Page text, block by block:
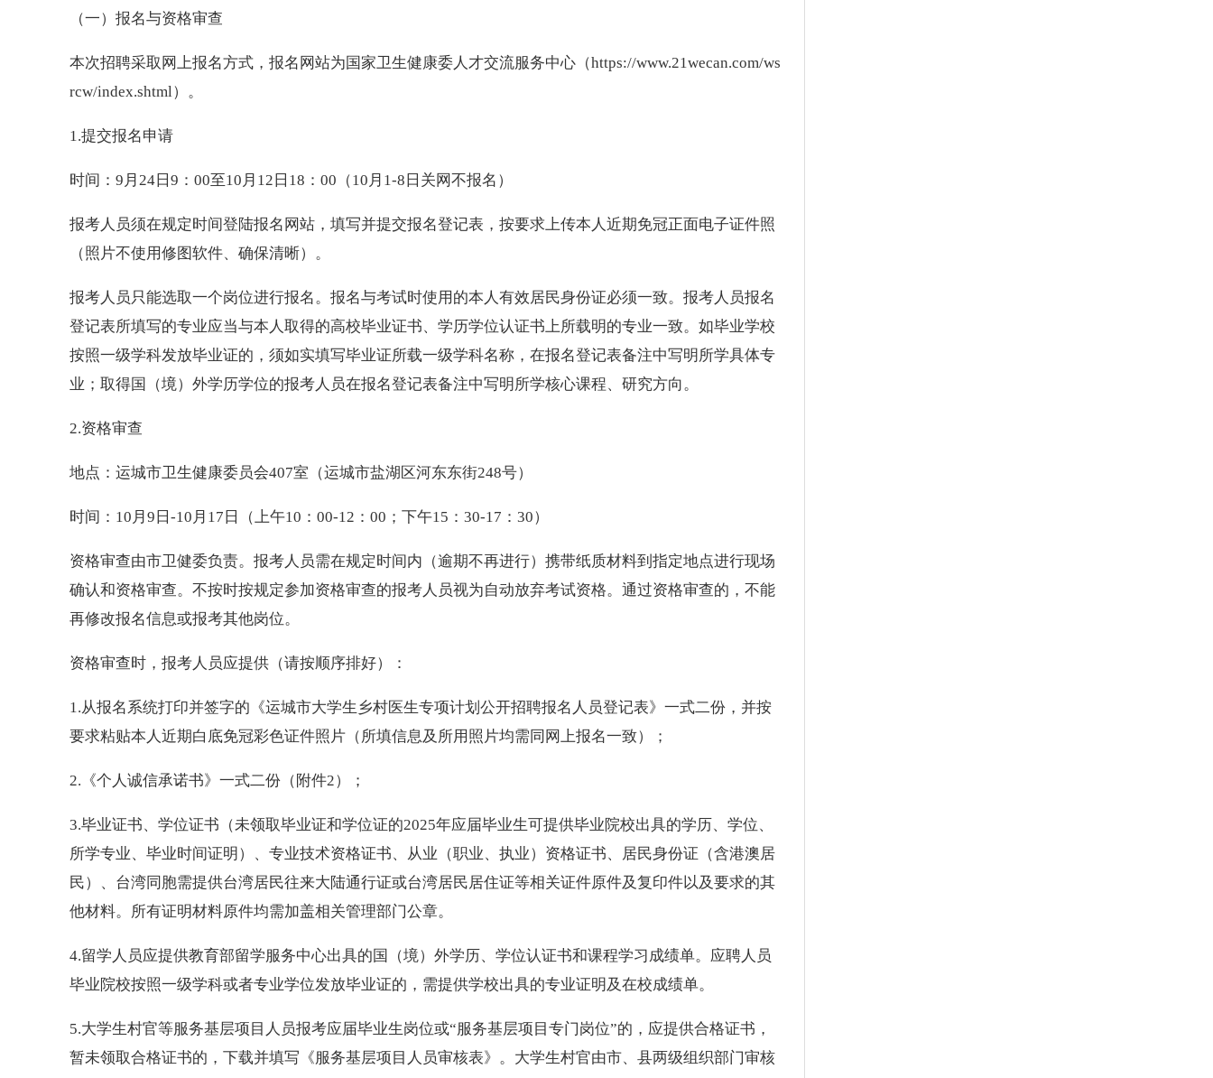
（一）报名与资格审查
本次招聘采取网上报名方式，报名网站为国家卫生健康委人才交流服务中心（https://www.21wecan.com/ws
rcw/index.shtml）。
1.提交报名申请
时间：9月24日9：00至10月12日18：00（10月1-8日关网不报名）
报考人员须在规定时间登陆报名网站，填写并提交报名登记表，按要求上传本人近期免冠正面电子证件照
（照片不使用修图软件、确保清晰）。
报考人员只能选取一个岗位进行报名。报名与考试时使用的本人有效居民身份证必须一致。报考人员报名
登记表所填写的专业应当与本人取得的高校毕业证书、学历学位认证书上所载明的专业一致。如毕业学校
按照一级学科发放毕业证的，须如实填写毕业证所载一级学科名称，在报名登记表备注中写明所学具体专
业；取得国（境）外学历学位的报考人员在报名登记表备注中写明所学核心课程、研究方向。
2.资格审查
地点：运城市卫生健康委员会407室（运城市盐湖区河东东街248号）
时间：10月9日-10月17日（上午10：00-12：00；下午15：30-17：30）
资格审查由市卫健委负责。报考人员需在规定时间内（逾期不再进行）携带纸质材料到指定地点进行现场
确认和资格审查。不按时按规定参加资格审查的报考人员视为自动放弃考试资格。通过资格审查的，不能
再修改报名信息或报考其他岗位。
资格审查时，报考人员应提供（请按顺序排好）：
1.从报名系统打印并签字的《运城市大学生乡村医生专项计划公开招聘报名人员登记表》一式二份，并按
要求粘贴本人近期白底免冠彩色证件照片（所填信息及所用照片均需同网上报名一致）；
2.《个人诚信承诺书》一式二份（附件2）；
3.毕业证书、学位证书（未领取毕业证和学位证的2025年应届毕业生可提供毕业院校出具的学历、学位、
所学专业、毕业时间证明）、专业技术资格证书、从业（职业、执业）资格证书、居民身份证（含港澳居
民）、台湾同胞需提供台湾居民往来大陆通行证或台湾居民居住证等相关证件原件及复印件以及要求的其
他材料。所有证明材料原件均需加盖相关管理部门公章。
4.留学人员应提供教育部留学服务中心出具的国（境）外学历、学位认证书和课程学习成绩单。应聘人员
毕业院校按照一级学科或者专业学位发放毕业证的，需提供学校出具的专业证明及在校成绩单。
5.大学生村官等服务基层项目人员报考应届毕业生岗位或“服务基层项目专门岗位”的，应提供合格证书，
暂未领取合格证书的，下载并填写《服务基层项目人员审核表》。大学生村官由市、县两级组织部门审核